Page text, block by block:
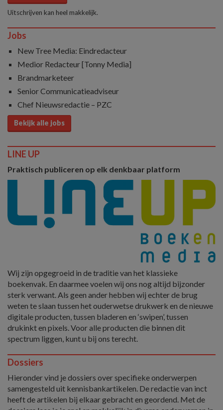
Uitschrijven kan heel makkelijk.
Jobs
New Tree Media: Eindredacteur
Medior Redacteur [Tonny Media]
Brandmarketeer
Senior Communicatieadviseur
Chef Nieuwsredactie – PZC
Bekijk alle jobs
LINE UP
Praktisch publiceren op elk denkbaar platform
Wij zijn opgegroeid in de traditie van het klassieke
boekenvak. En daarmee voelen wij ons nog altijd bijzonder
sterk verwant. Als geen ander hebben wij echter de brug
weten te slaan tussen het ouderwetse drukwerk en de nieuwe
digitale producten, tussen bladeren en ‘swipen’, tussen
drukinkt en pixels. Voor alle producten die binnen dit
spectrum liggen, kunt u bij ons terecht.
Dossiers
Hieronder vind je dossiers over specifieke onderwerpen
samengesteld uit kennisbankartikelen. De redactie van inct
heeft de artikelen bij elkaar gebracht en geordend. Met de